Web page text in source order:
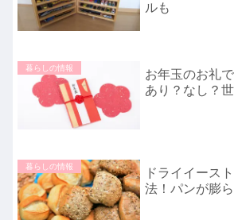
ルも
暮らしの情報
お年玉のお礼
あり？なし？
暮らしの情報
ドライイース
法！パンが膨